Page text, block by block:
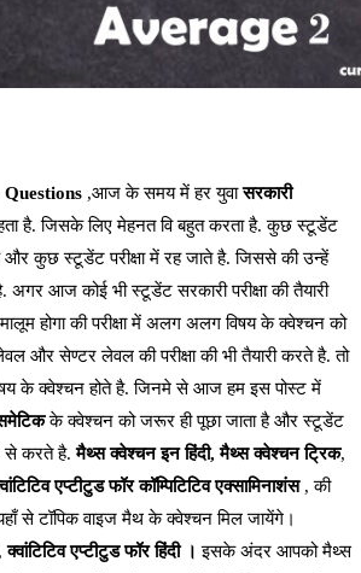
,आज के समय में हर युवासरकारी
है. जिसके लिए मेहनत वि बहुत करता है. कुछ स्टूडेंट
और कुछ स्टूडेंट परीक्षा में रह जाते है. जिससे की उन्हें
अगर आज कोई भी स्टूडेंट सरकारी परीक्षा की तैयारी
होगा की परीक्षा में अलग अलग विषय के क्वेश्चन को
और सेण्टर लेवल की परीक्षा की भी तैयारी करते है. तो
के क्वेश्चन होते है. जिनमे से आज हम इस पोस्ट में
के क्वेश्चन को जरूर ही पूछा जाता है और स्टूडेंट
से करते है.मैथ्स क्वेश्चन इन हिंदी, मैथ्स क्वेश्चन ट्रिक,
एप्टीटुड फॉर कॉम्पिटिटिव एक्सामिनाशंस, की
से टॉपिक वाइज मैथ के क्वेश्चन मिल जायेंगे।
क्वांटिटिव एप्टीटुड फॉर हिंदी । इसके अंदर आपको मैथ्स